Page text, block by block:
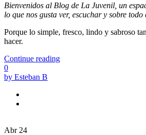
Bienvenidos al Blog de La Juvenil, un
lo que nos gusta ver, escuchar y sobre todo
Porque lo simple, fresco, lindo y sabroso
hacer.
Continue reading
0
by Esteban B
Abr 24